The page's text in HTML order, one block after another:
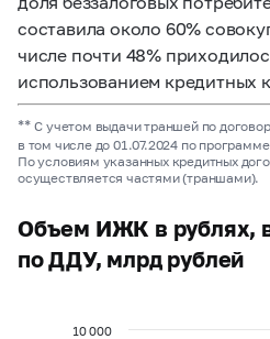
составила около 60%
числе почти 48%
использованием кредитных
**С учетом выдачи траншей по
в том числе до 01.07.2024 по
По условиям указанных кредитных
осуществляется частями (траншами).
Объем ИЖК в рублях,
по ДДУ, млрд рублей
10 000